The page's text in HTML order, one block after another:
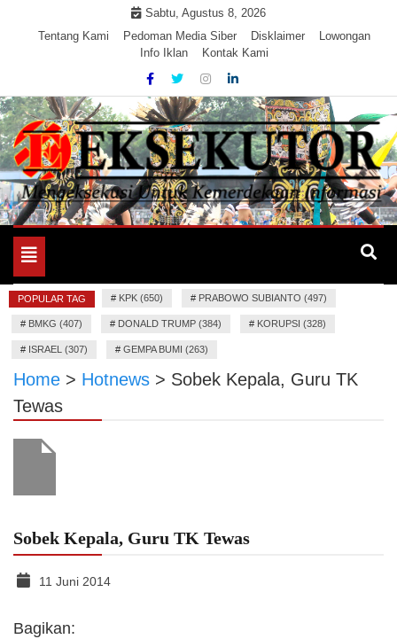
Sabtu, Agustus 8, 2026
Tentang Kami
Pedoman Media Siber Disklaimer
Lowongan
Info Iklan
Kontak Kami
EKSEKUTOR
Mengeksekusi Berita Untuk Kemerdekaan dan Keadilan
Toggle
navigation
POPULAR TAG # KPK (650) # PRABOWO SUBIANTO (497)
# BMKG (407) # DONALD TRUMP (384) # KORUPSI (328)
# ISRAEL (307) # GEMPA BUMI (263)
Home > Hotnews > Sobek Kepala, Guru TK
Tewas
Sobek Kepala, Guru TK Tewas
11 Juni 2014
Bagikan: